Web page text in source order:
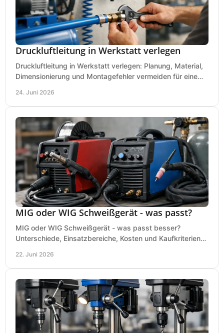
Druckluftleitung in Werkstatt verlegen
Druckluftleitung in Werkstatt verlegen: Planung, Material,
Dimensionierung und Montagefehler vermeiden für eine
24. Juni 2026
MIG oder WIG Schweißgerät - was passt?
MIG oder WIG Schweißgerät - was passt besser?
Unterschiede, Einsatzbereiche, Kosten und Kaufkriterien
22. Juni 2026